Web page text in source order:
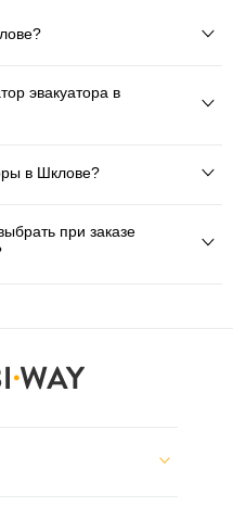
эвакуатора в
в Шклове?
при заказе